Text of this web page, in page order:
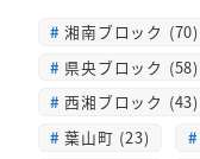
湘南ブロック (70)
県央ブロック (58)
西湘ブロック (43)
葉山町 (23)